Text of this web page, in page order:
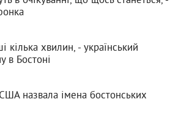
кілька хвилин, - український
в Бостоні
назвала імена бостонських